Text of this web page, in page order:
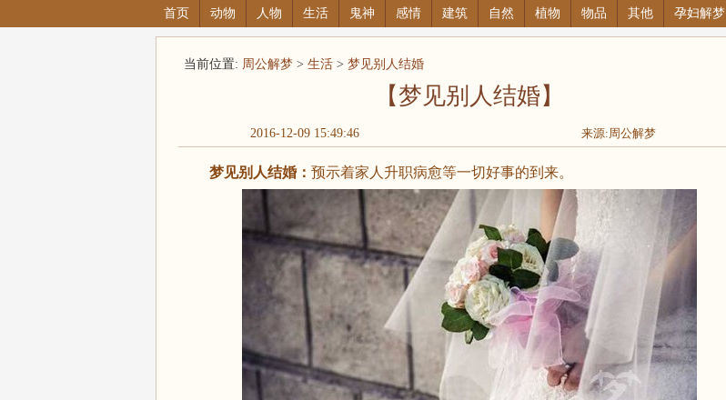
首页 动物 人物 生活 鬼神 感情 建筑 自然 植物 物品 其他 孕妇解梦
当前位置: 周公解梦> 生活> 梦见别人结婚
【梦见别人结婚】
2016-12-09 15:49:46 来源:周公解梦
梦见别人结婚： 预示着家人升职病愈等一切好事的到来。